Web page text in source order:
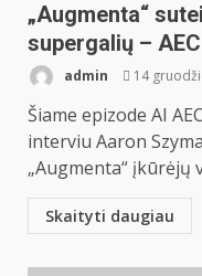
„Augmenta“
supergalių –
admin 14
Šiame epizode AI
interviu Aaron
„Augmenta“ įkūrėjų
Skaityti daugiau